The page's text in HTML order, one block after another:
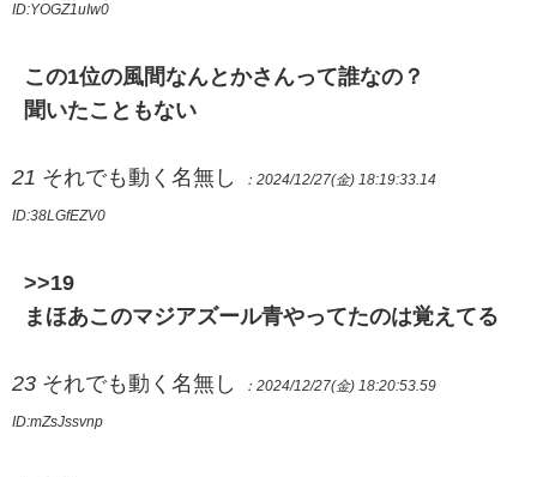
ID:YOGZ1uIw0
この1位の風間なんとかさんって誰なの？
聞いたこともない
21 それでも動く名無し ：2024/12/27(金) 18:19:33.14
ID:38LGfEZV0
>>19
まほあこのマジアズール青やってたのは覚えてる
23 それでも動く名無し ：2024/12/27(金) 18:20:53.59
ID:mZsJssvnp